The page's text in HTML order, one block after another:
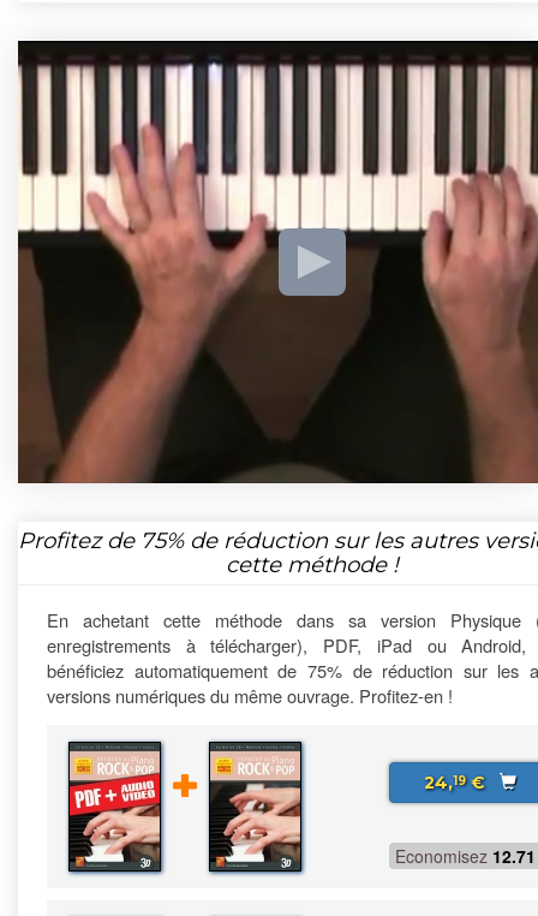
Profitez de 75%de réduction sur les autres
cette méthode !
En achetant cette méthode dans sa version Physique
enregistrements à télécharger), PDF, iPad ou Android,
bénéficiez automatiquement de 75% de réduction sur les
versions numériques du même ouvrage. Profitez-en !
24,19€
Economisez 12.71